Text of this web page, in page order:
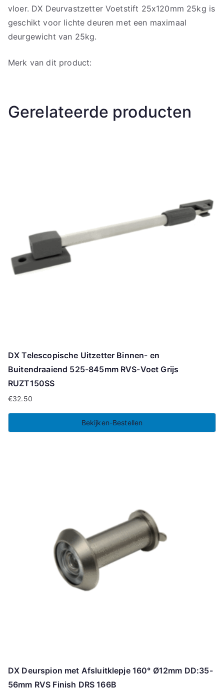
vloer. DX Deurvastzetter Voetstift 25x120mm 25kg is
geschikt voor lichte deuren met een maximaal
deurgewicht van 25kg.
Merk van dit product:
Gerelateerde producten
DX Telescopische Uitzetter Binnen- en
Buitendraaiend 525-845mm RVS-Voet Grijs
RUZT150SS
€32.50
Bekijken-Bestellen
DX Deurspion met Afsluitklepje 160° Ø12mm DD:35-
56mm RVS Finish DRS 166B